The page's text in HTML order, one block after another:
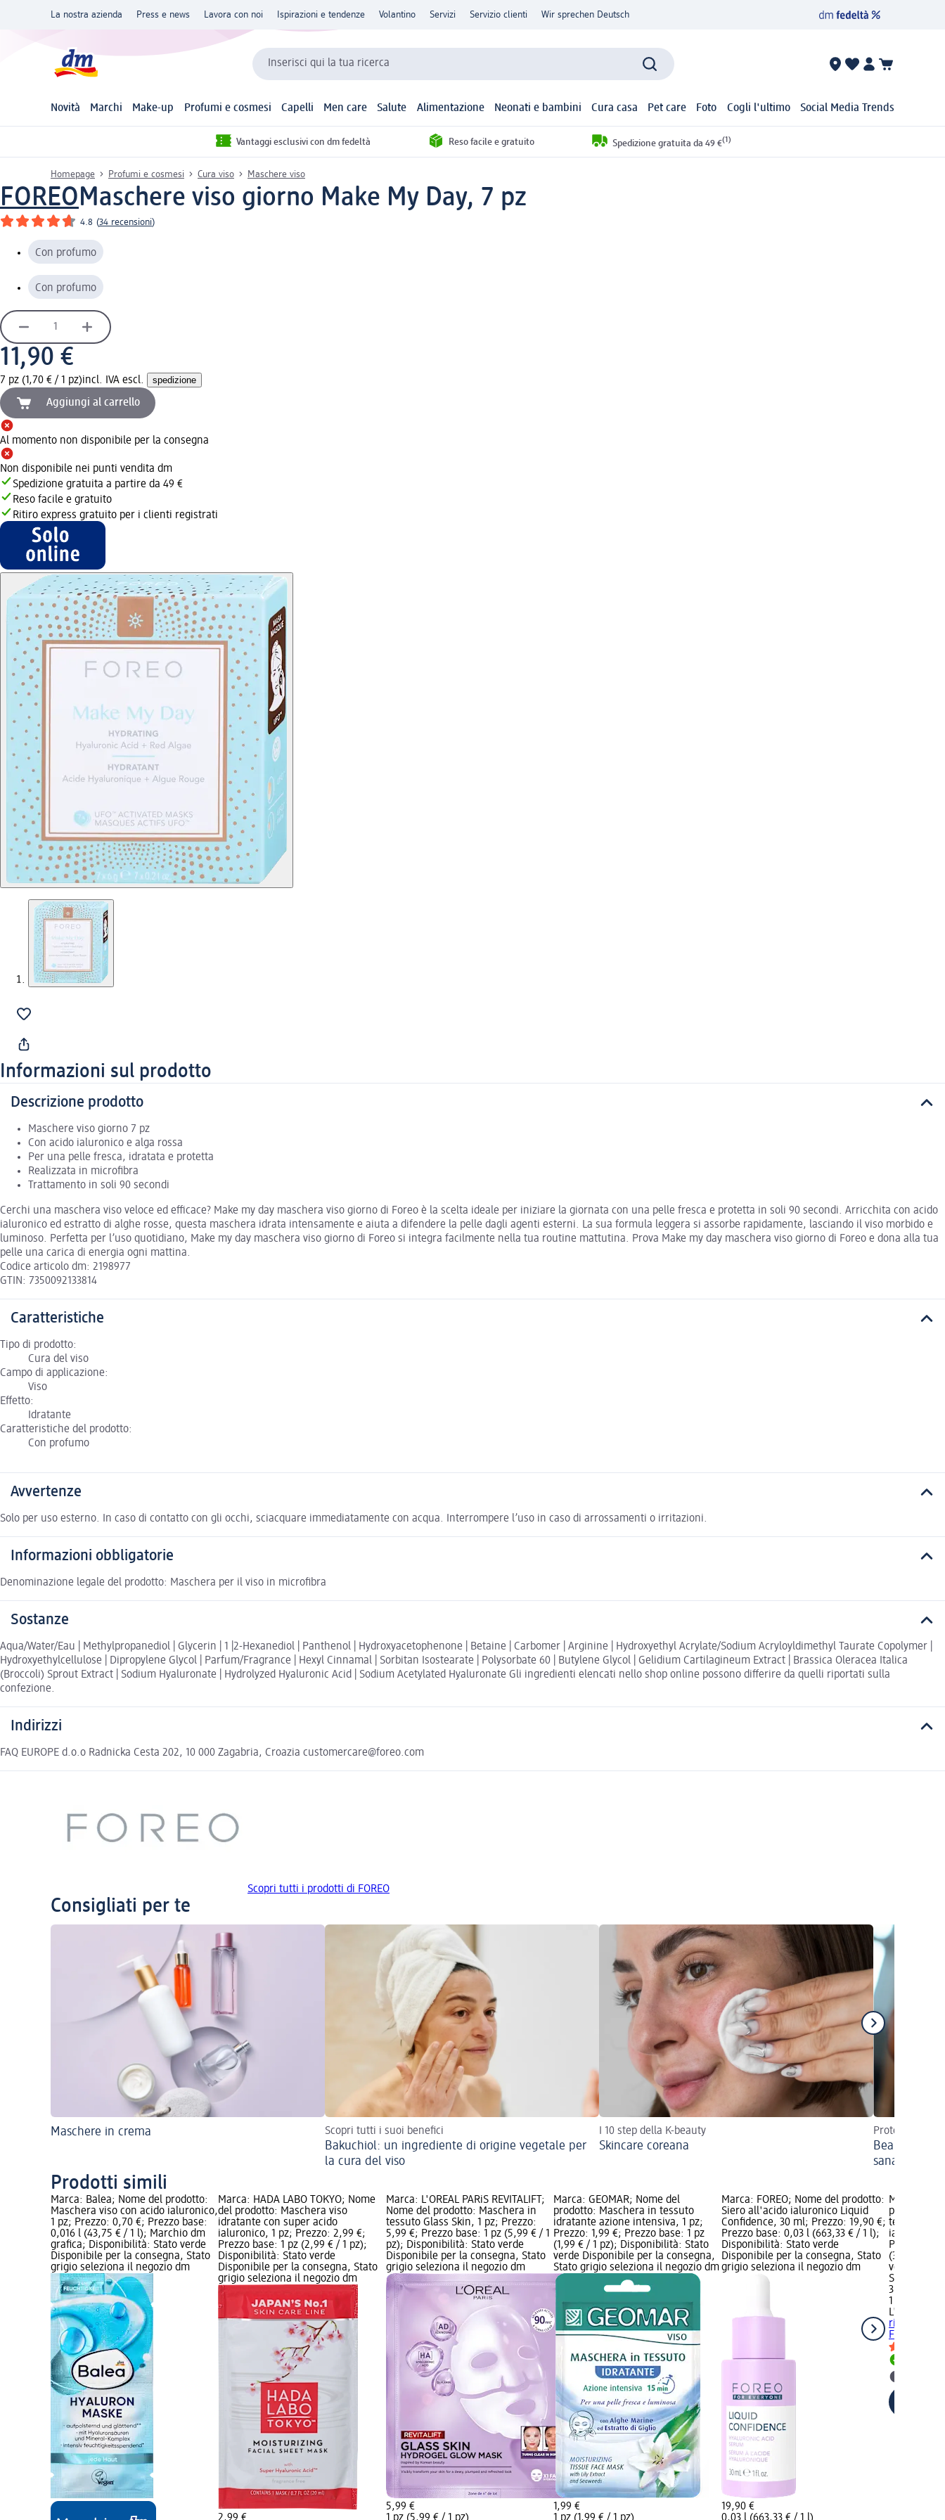
La nostra azienda Press e news Lavora con noi Ispirazioni e tendenze Volantino Servizi Servizio clienti Wir sprechen Deutsch
Inserisci qui la tua ricerca
Novità Marchi Make-up Profumi e cosmesi Capelli Men care Salute Alimentazione Neonati e bambini Cura casa Pet care Foto Cogli l'ultimo Social Media Trends
Vantaggi esclusivi con dm fedeltà Reso facile e gratuito Spedizione gratuita da 49 €(1)
Homepage Profumi e cosmesi Cura viso Maschere viso
FOREOMaschere viso giorno Make My Day, 7 pz
4.8 (34 recensioni)
Con profumo
Con profumo
11,90 €
7 pz (1,70 € / 1 pz)incl. IVA escl. spedizione
Aggiungi al carrello
Al momento non disponibile per la consegna
Non disponibile nei punti vendita dm
Spedizione gratuita a partire da 49 €
Reso facile e gratuito
Ritiro express gratuito per i clienti registrati
Informazioni sul prodotto
Descrizione prodotto
Maschere viso giorno 7 pz
Con acido ialuronico e alga rossa
Per una pelle fresca, idratata e protetta
Realizzata in microfibra
Trattamento in soli 90 secondi
Cerchi una maschera viso veloce ed efficace? Make my day maschera viso giorno di Foreo è la scelta ideale per iniziare la giornata con una pelle fresca e protetta in soli 90 secondi. Arricchita con acido
ialuronico ed estratto di alghe rosse, questa maschera idrata intensamente e aiuta a difendere la pelle dagli agenti esterni. La sua formula leggera si assorbe rapidamente, lasciando il viso morbido e
luminoso. Perfetta per l’uso quotidiano, Make my day maschera viso giorno di Foreo si integra facilmente nella tua routine mattutina. Prova Make my day maschera viso giorno di Foreo e dona alla tua
pelle una carica di energia ogni mattina.
Codice articolo dm: 2198977
GTIN: 7350092133814
Caratteristiche
Tipo di prodotto:
Cura del viso
Campo di applicazione:
Viso
Effetto:
Idratante
Caratteristiche del prodotto:
Con profumo
Avvertenze
Solo per uso esterno. In caso di contatto con gli occhi, sciacquare immediatamente con acqua. Interrompere l’uso in caso di arrossamenti o irritazioni.
Informazioni obbligatorie
Denominazione legale del prodotto: Maschera per il viso in microfibra
Sostanze
Aqua/Water/Eau | Methylpropanediol | Glycerin | 1 |2-Hexanediol | Panthenol | Hydroxyacetophenone | Betaine | Carbomer | Arginine | Hydroxyethyl Acrylate/Sodium Acryloyldimethyl Taurate Copolymer |
Hydroxyethylcellulose | Dipropylene Glycol | Parfum/Fragrance | Hexyl Cinnamal | Sorbitan Isostearate | Polysorbate 60 | Butylene Glycol | Gelidium Cartilagineum Extract | Brassica Oleracea Italica
(Broccoli) Sprout Extract | Sodium Hyaluronate | Hydrolyzed Hyaluronic Acid | Sodium Acetylated Hyaluronate Gli ingredienti elencati nello shop online possono differire da quelli riportati sulla
confezione.
Indirizzi
FAQ EUROPE d.o.o Radnicka Cesta 202, 10 000 Zagabria, Croazia customercare@foreo.com
Scopri tutti i prodotti di FOREO
Consigliati per te
Maschere in crema Scopri tutti i suoi benefici
Bakuchiol: un ingrediente di origine vegetale per
la cura del viso
I 10 step della K-beauty
Skincare coreana
Proteggi la
Beauty
sana
Prodotti simili
Marca: Balea; Nome del prodotto:
Maschera viso con acido ialuronico,
1 pz; Prezzo: 0,70 €; Prezzo base:
0,016 l (43,75 € / 1 l); Marchio dm
grafica; Disponibilità: Stato verde
Disponibile per la consegna, Stato
grigio seleziona il negozio dm
Marca: HADA LABO TOKYO; Nome
del prodotto: Maschera viso
idratante con super acido
ialuronico, 1 pz; Prezzo: 2,99 €;
Prezzo base: 1 pz (2,99 € / 1 pz);
Disponibilità: Stato verde
Disponibile per la consegna, Stato
grigio seleziona il negozio dm
2,99 €
Marca: L'ORÉAL PARiS REVITALIFT;
Nome del prodotto: Maschera in
tessuto Glass Skin, 1 pz; Prezzo:
5,99 €; Prezzo base: 1 pz (5,99 € / 1
pz); Disponibilità: Stato verde
Disponibile per la consegna, Stato
grigio seleziona il negozio dm
5,99 €
1 pz (5,99 € / 1 pz)
Marca: GEOMAR; Nome del
prodotto: Maschera in tessuto
idratante azione intensiva, 1 pz;
Prezzo: 1,99 €; Prezzo base: 1 pz
(1,99 € / 1 pz); Disponibilità: Stato
verde Disponibile per la consegna,
Stato grigio seleziona il negozio dm
1,99 €
1 pz (1,99 € / 1 pz)
Marca: FOREO; Nome del prodotto:
Siero all'acido ialuronico Liquid
Confidence, 30 ml; Prezzo: 19,90 €;
Prezzo base: 0,03 l (663,33 € / 1 l);
Disponibilità: Stato verde
Disponibile per la consegna, Stato
grigio seleziona il negozio dm
19,90 €
0,03 l (663,33 € / 1 l)
Marca:
prodotto:
tessuto
ialuronico
Prezzo:
(3,79 € / 1
verde
Stato
3,79 €
1 pz (3,79 €
L'ORÉAL
Filler..., 1